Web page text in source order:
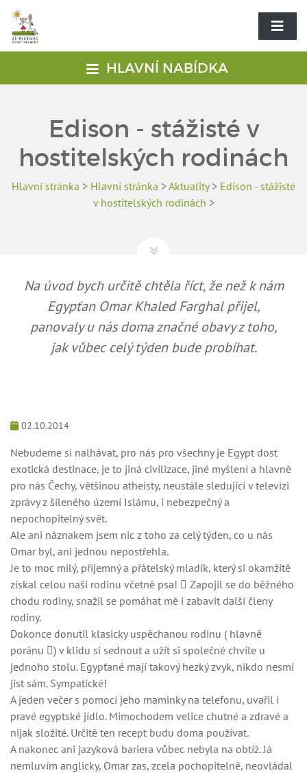
HLAVNÍ NABÍDKA
Edison - stážisté v
hostitelských rodinách
Hlavní stránka > Hlavní stránka >Aktuality> Edison - stážisté
v hostitelských rodinách >
Na úvod bych určitě chtěla říct, že než k nám
Egypťan Omar Khaled Farghal přijel,
panovaly u nás doma značné obavy z toho,
jak vůbec celý týden bude probíhat.
02.10.2014
Nebudeme si nalhávat, pro nás pro všechny je Egypt dost
exotická destinace, je to jiná civilizace, jiné myšlení a hlavně
pro nás Čechy, většinou atheisty, neustále sledující v televizi
zprávy z šíleného území Islámu, i nebezpečný a
nepochopitelný svět.
Ale ani náznakem jsem nic z toho za celý týden, co u nás
Omar byl, ani jednou nepostřehla.
Je to moc milý, příjemný a přátelský mladík, který si okamžitě
získal celou naši rodinu včetně psa!  Zapojil se do běžného
chodu rodiny, snažil se pomáhat mě i zabavit další členy
rodiny.
Dokonce donutil klasicky uspěchanou rodinu ( hlavně
poránu ) v klidu si sednout a užít si společné chvíle u
jednoho stolu. Egypťané mají takový hezký zvyk, nikdo nesmí
jíst sám. Sympatické!
A jeden večer s pomocí jeho maminky na telefonu, uvařil i
pravé egyptské jídlo. Mimochodem velice chutné a zdravé a
nijak složité. Určitě ten recept budu doma používat.
A nakonec ani jazyková bariera vůbec nebyla na obtíž. Já
nemluvím anglicky, Omar zas, zcela pochopitelně, neovládal